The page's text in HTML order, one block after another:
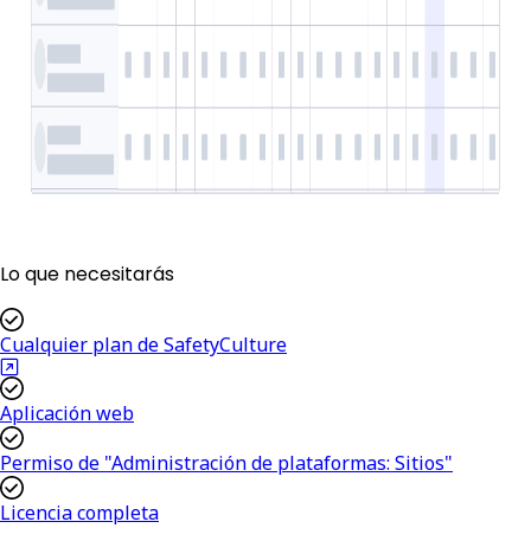
Lo que necesitarás
Cualquier plan de SafetyCulture
Aplicación web
Permiso de "Administración de plataformas: Sitios"
Licencia completa